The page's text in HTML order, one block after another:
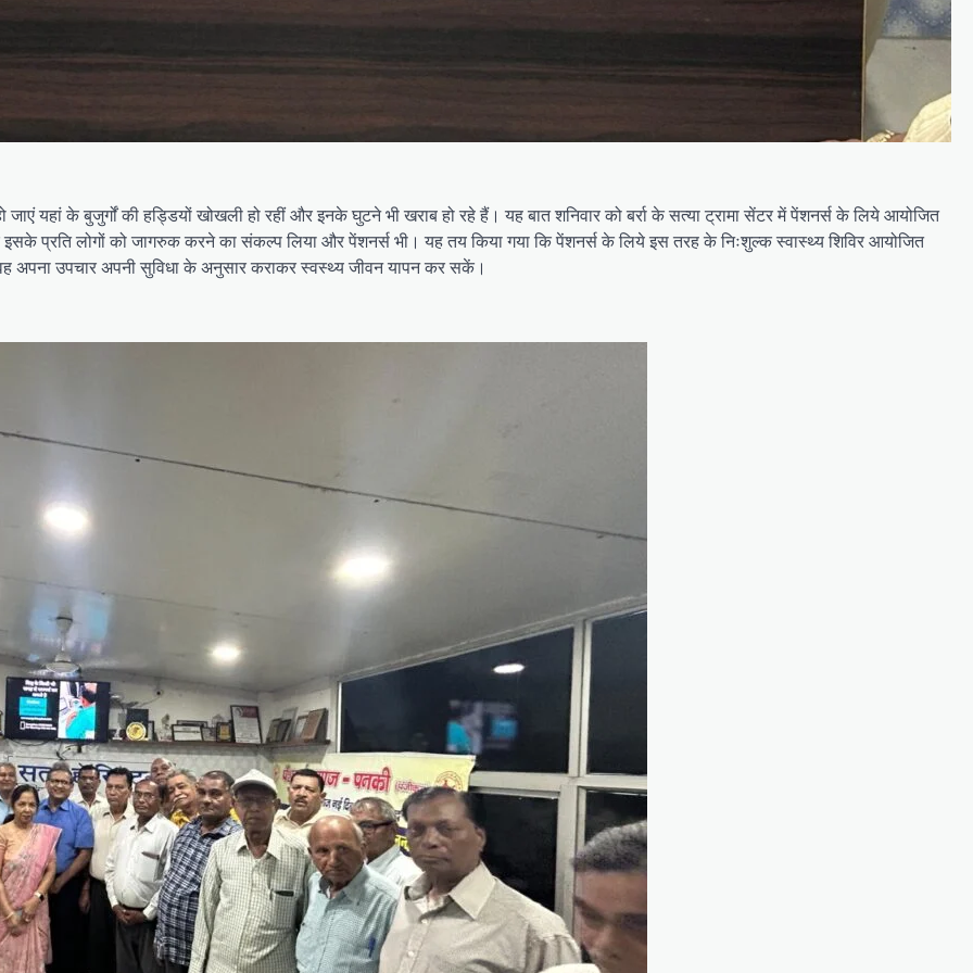
यहां के बुजुर्गों की हड्डियों खोखली हो रहीं और इनके घुटने भी खराब हो रहे हैं। यह बात शनिवार को बर्रा के सत्या ट्रामा सेंटर में पेंशनर्स के लिये आयोजित
प्रति लोगों को जागरुक करने का संकल्प लिया और पेंशनर्स भी। यह तय किया गया कि पेंशनर्स के लिये इस तरह के निःशुल्क स्वास्थ्य शिविर आयोजित
अपना उपचार अपनी सुविधा के अनुसार कराकर स्वस्थ्य जीवन यापन कर सकें।